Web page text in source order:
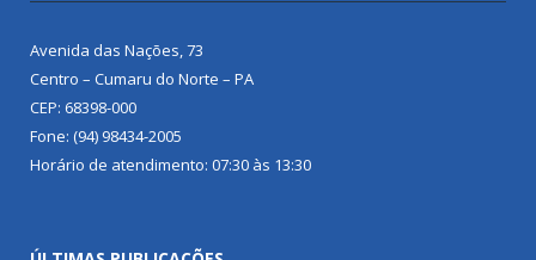
Avenida das Nações, 73
Centro – Cumaru do Norte – PA
CEP: 68398-000
Fone: (94) 98434-2005
Horário de atendimento: 07:30 às 13:30